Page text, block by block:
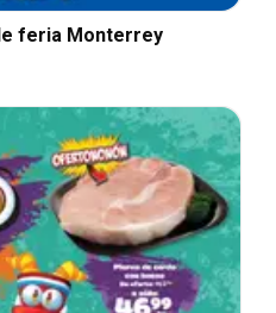
feria Monterrey